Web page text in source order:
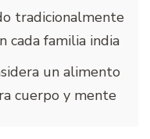
tradicionalmente
cada familia india
un alimento
cuerpo y mente